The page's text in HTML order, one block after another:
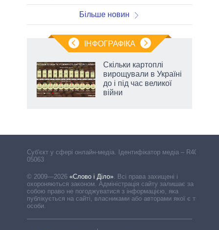
Більше новин
ІНФОГРАФІКА
Скільки картоплі
вирощували в Україні
до і під час великої
війни
Cуб'єкт у сфері онлайн-медіа. Ідентифікатор медіа – R40-
05063
© 2009—2026 «Слово і Діло» Всі права захищені і
охороняються законом. Адміністрація сайту залишає за
собою право не погоджуватися з інформацією, яка
публікується на сайті, власниками або авторами якої є треті
особи.